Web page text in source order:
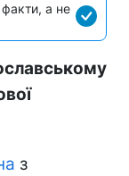
факти, а не
з